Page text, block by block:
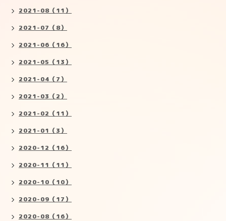
2021-08（11）
2021-07（8）
2021-06（16）
2021-05（13）
2021-04（7）
2021-03（2）
2021-02（11）
2021-01（3）
2020-12（16）
2020-11（11）
2020-10（10）
2020-09（17）
2020-08（16）